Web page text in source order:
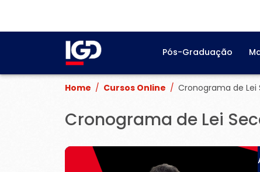
Pós-Graduação
Home / Cursos Online / Cronograma de Lei
Cronograma de Lei